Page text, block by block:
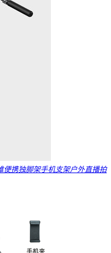
便携独脚架手机支架户外直播拍